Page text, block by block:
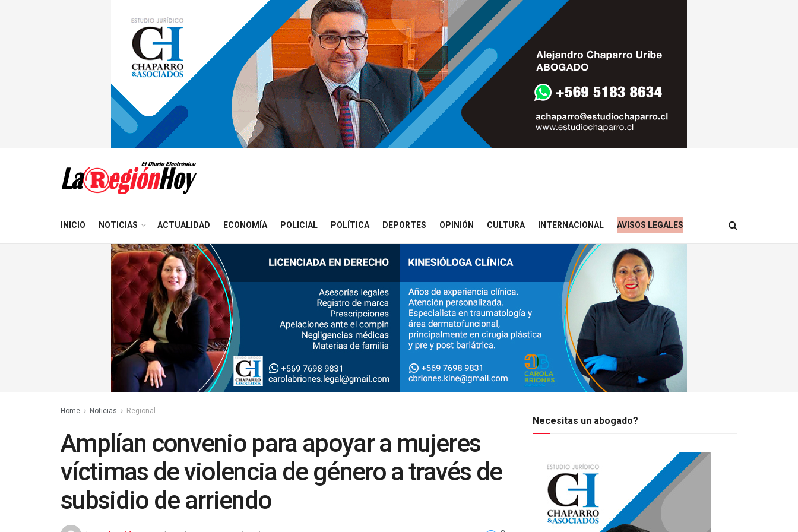
INICIO NOTICIAS ACTUALIDAD ECONOMÍA POLICIAL POLÍTICA DEPORTES OPINIÓN CULTURA INTERNACIONAL AVISOS LEGALES
Home Noticias Regional
Amplían convenio para apoyar a mujeres
víctimas de violencia de género a través de
subsidio de arriendo
Necesitas un abogado?